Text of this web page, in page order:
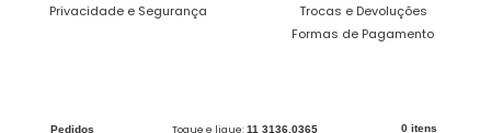
Privacidade e Segurança
Trocas e Devoluções
Formas de Pagamento
Pedidos Toque e ligue:11 3136.0365 0 itens